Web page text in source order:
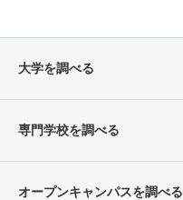
大学を調べる
専門学校を調べる
オープンキャンパスを調べる